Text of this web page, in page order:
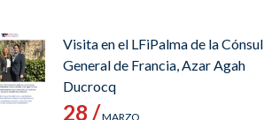
Visita en el LFiPalma de la Cónsul
General de Francia, Azar Agah
Ducrocq
28 /MARZO